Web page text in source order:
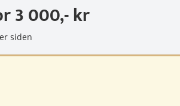
3 000,- kr
siden